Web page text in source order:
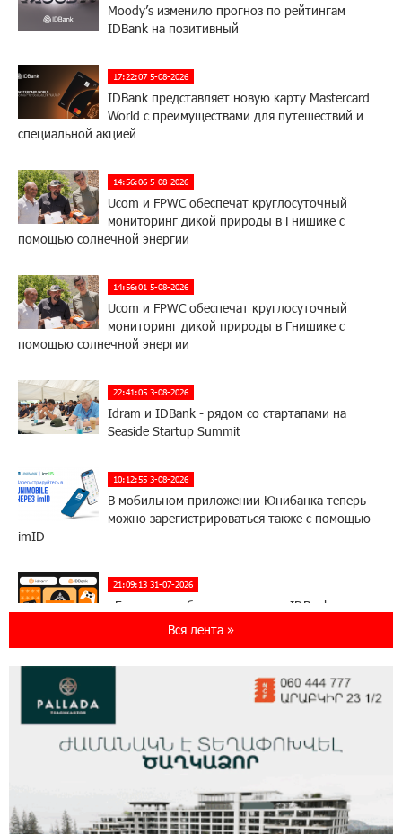
Moody’s изменило прогноз по рейтингам
IDBank на позитивный
17:22:07 5-08-2026
IDBank представляет новую карту Mastercard
World с преимуществами для путешествий и
специальной акцией
14:56:06 5-08-2026
Ucom и FPWC обеспечат круглосуточный
мониторинг дикой природы в Гнишике с
помощью солнечной энергии
14:56:01 5-08-2026
Ucom и FPWC обеспечат круглосуточный
мониторинг дикой природы в Гнишике с
помощью солнечной энергии
22:41:05 3-08-2026
Idram и IDBank - рядом со стартапами на
Seaside Startup Summit
10:12:55 3-08-2026
В мобильном приложении Юнибанка теперь
можно зарегистрироваться также с помощью
imID
21:09:13 31-07-2026
«Бесплатные бонусы в играх»: IDBank
предупреждает о кибератаках на школьников
ЕАЭС со временем будет расширяться. Когда-
будет уже поздно
Если Израиль использует тему Геноцида
армян против Эрдогана, то что для него
Вся лента »